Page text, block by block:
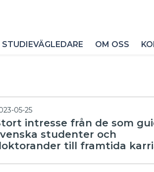
STUDIEVÄGLEDARE OM OSS
05-25
intresse från de som
studenter och
till framtida